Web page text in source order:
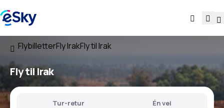
FlybilletterFly IrakFly til Irak
Fly til Irak
Tur-retur Én vei